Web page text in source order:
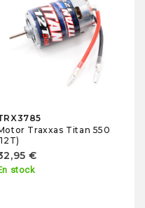
Traxxas Titan 550
€
stock